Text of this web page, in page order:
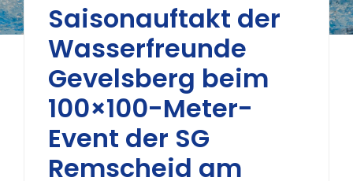
Saisonauftakt der
Wasserfreunde
Gevelsberg beim
100×100-Meter-
Event der SG
Remscheid am